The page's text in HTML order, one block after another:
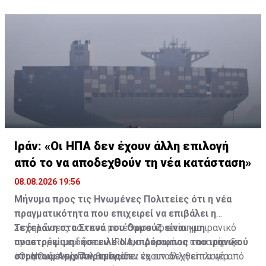
Ιράν: «Οι ΗΠΑ δεν έχουν άλλη επιλογή
από το να αποδεχθούν τη νέα κατάσταση»
08.08.2026 19:56
Μήνυμα προς τις Ηνωμένες Πολιτείες ότι η νέα
πραγματικότητα που επιχειρεί να επιβάλει η
Τεχεράνη στα Στενά του Ορμούζ είναι «μη
αναστρέψιμη» έστειλε ο εκπρόσωπος του ιρανικού
στρατού, Αμίρ Ακραμίνια.
Σε δηλώσεις του που μετέδωσε το επίσημο ιρανικό
πρακτορείο ειδήσεων IRNA, ο Ακραμίνια υποστήριξε
ότι η Ουάσινγκτον θα πρέπει να αποδεχθεί τα νέα
«Οι Ηνωμένες Πολιτείες δεν έχουν άλλη επιλογή από